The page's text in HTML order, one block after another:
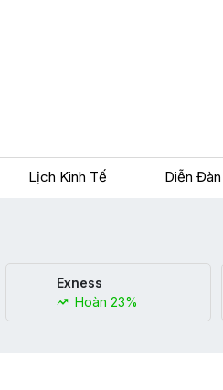
Lịch Kinh Tế Diễn Đàn
Exness
Hoàn 23%